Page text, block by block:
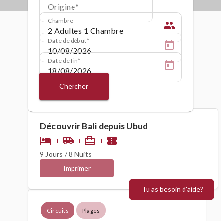
Origine
Chambre people
Date de début
Date de fin
Chercher
Circuits Plages
Découvrir Bali depuis Ubud
hotel + airport_shuttle + card_travel + confirmation_number
9 Jours / 8 Nuits
Imprimer
Tu as besoin d'aide?